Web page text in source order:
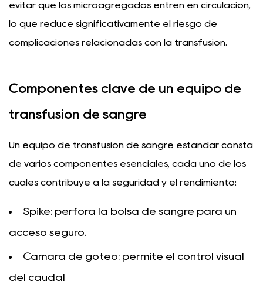
evitar que los microagregados entren en circulación,
lo que reduce significativamente el riesgo de
complicaciones relacionadas con la transfusión.
Componentes clave de un equipo de
transfusión de sangre
Un equipo de transfusión de sangre estándar consta
de varios componentes esenciales, cada uno de los
cuales contribuye a la seguridad y el rendimiento:
Spike: perfora la bolsa de sangre para un
acceso seguro.
Cámara de goteo: permite el control visual
del caudal